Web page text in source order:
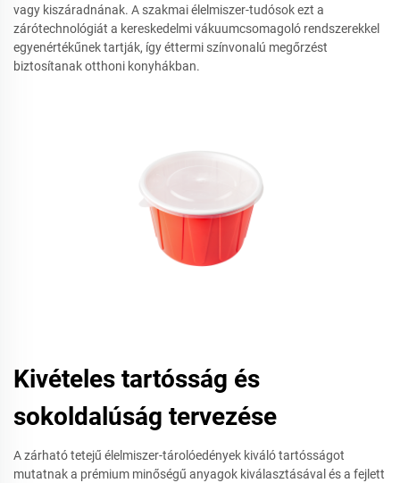
vagy kiszáradnának. A szakmai élelmiszer-tudósok ezt a
zárótechnológiát a kereskedelmi vákuumcsomagoló rendszerekkel
egyenértékűnek tartják, így éttermi színvonalú megőrzést
biztosítanak otthoni konyhákban.
Kivételes tartósság és
sokoldalúság tervezése
A zárható tetejű élelmiszer-tárolóedények kiváló tartósságot
mutatnak a prémium minőségű anyagok kiválasztásával és a fejlett